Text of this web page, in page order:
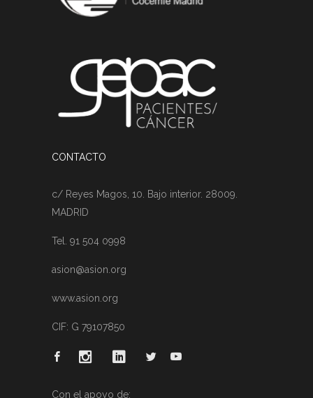
CONTACTO
c/ Reyes Magos, 10. Bajo interior. 28009.
MADRID
Tel. 91 504 0998
asion@asion.org
www.asion.org
CIF: G 79107850
Con el apoyo de: